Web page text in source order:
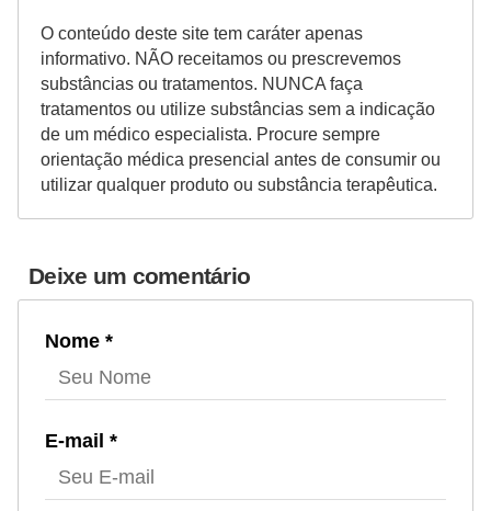
O conteúdo deste site tem caráter apenas
informativo. NÃO receitamos ou prescrevemos
substâncias ou tratamentos. NUNCA faça
tratamentos ou utilize substâncias sem a indicação
de um médico especialista. Procure sempre
orientação médica presencial antes de consumir ou
utilizar qualquer produto ou substância terapêutica.
Deixe um comentário
Nome *
E-mail *